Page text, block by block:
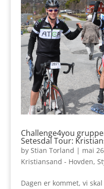
Challenge4you
Setesdal Tour:
by Stian Torland | mai
Kristiansand - Hovden,
Dagen er kommet, vi